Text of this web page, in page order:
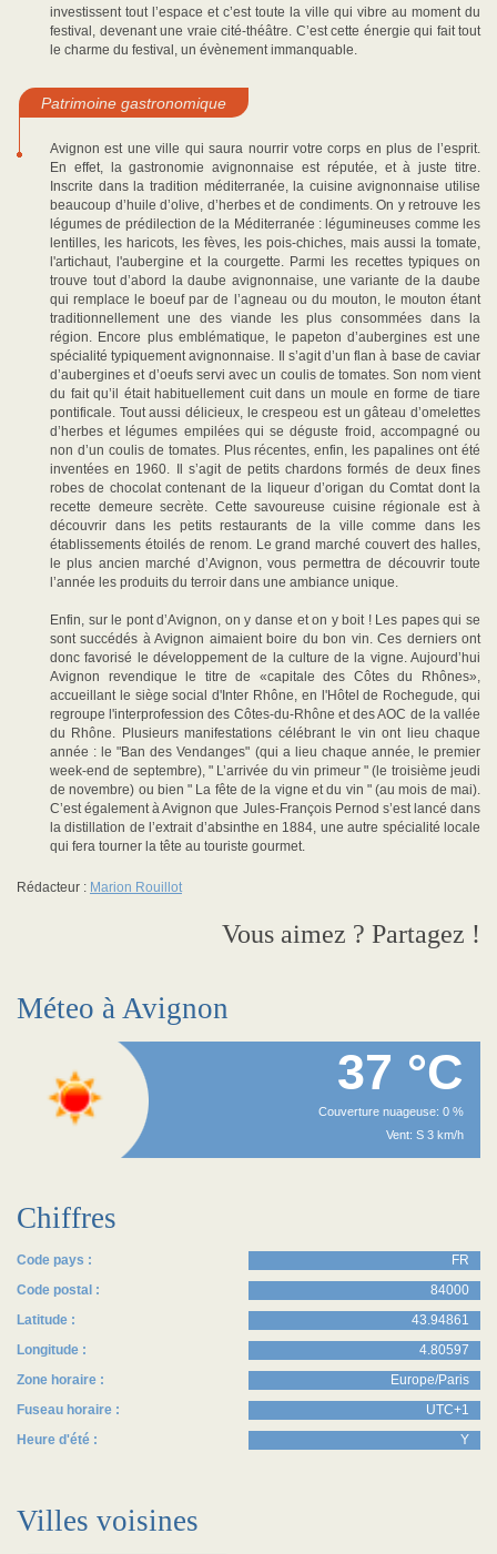
investissent tout l’espace et c’est toute la ville qui vibre au moment du
festival, devenant une vraie cité-théâtre. C’est cette énergie qui fait tout
le charme du festival, un évènement immanquable.
Patrimoine gastronomique
Avignon est une ville qui saura nourrir votre corps en plus de l’esprit.
En effet, la gastronomie avignonnaise est réputée, et à juste titre.
Inscrite dans la tradition méditerranée, la cuisine avignonnaise utilise
beaucoup d’huile d’olive, d’herbes et de condiments. On y retrouve les
légumes de prédilection de la Méditerranée : légumineuses comme les
lentilles, les haricots, les fèves, les pois-chiches, mais aussi la tomate,
l'artichaut, l'aubergine et la courgette. Parmi les recettes typiques on
trouve tout d’abord la daube avignonnaise, une variante de la daube
qui remplace le boeuf par de l’agneau ou du mouton, le mouton étant
traditionnellement une des viande les plus consommées dans la
région. Encore plus emblématique, le papeton d’aubergines est une
spécialité typiquement avignonnaise. Il s’agit d’un flan à base de caviar
d’aubergines et d’oeufs servi avec un coulis de tomates. Son nom vient
du fait qu’il était habituellement cuit dans un moule en forme de tiare
pontificale. Tout aussi délicieux, le crespeou est un gâteau d’omelettes
d’herbes et légumes empilées qui se déguste froid, accompagné ou
non d’un coulis de tomates. Plus récentes, enfin, les papalines ont été
inventées en 1960. Il s’agit de petits chardons formés de deux fines
robes de chocolat contenant de la liqueur d’origan du Comtat dont la
recette demeure secrète. Cette savoureuse cuisine régionale est à
découvrir dans les petits restaurants de la ville comme dans les
établissements étoilés de renom. Le grand marché couvert des halles,
le plus ancien marché d’Avignon, vous permettra de découvrir toute
l’année les produits du terroir dans une ambiance unique.
Enfin, sur le pont d’Avignon, on y danse et on y boit ! Les papes qui se
sont succédés à Avignon aimaient boire du bon vin. Ces derniers ont
donc favorisé le développement de la culture de la vigne. Aujourd’hui
Avignon revendique le titre de «capitale des Côtes du Rhônes»,
accueillant le siège social d'Inter Rhône, en l'Hôtel de Rochegude, qui
regroupe l'interprofession des Côtes-du-Rhône et des AOC de la vallée
du Rhône. Plusieurs manifestations célébrant le vin ont lieu chaque
année : le "Ban des Vendanges" (qui a lieu chaque année, le premier
week-end de septembre), " L’arrivée du vin primeur " (le troisième jeudi
de novembre) ou bien " La fête de la vigne et du vin " (au mois de mai).
C’est également à Avignon que Jules-François Pernod s’est lancé dans
la distillation de l’extrait d’absinthe en 1884, une autre spécialité locale
qui fera tourner la tête au touriste gourmet.
Rédacteur : Marion Rouillot
Vous aimez ? Partagez !
Méteo à Avignon
37 °C
Couverture nuageuse: 0 %
Vent: S 3 km/h
Chiffres
Code pays :
FR
Code postal :
84000
Latitude :
43.94861
Longitude :
4.80597
Zone horaire :
Europe/Paris
Fuseau horaire :
UTC+1
Heure d'été :
Y
Villes voisines